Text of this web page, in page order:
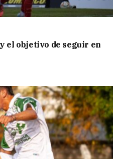
el objetivo de seguir en